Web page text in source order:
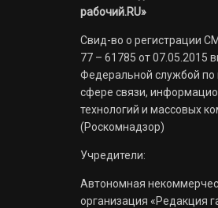
рабочий.RU»
Свид-во о регистрации
77 – 61785 от 07.05.2015
Федеральной службой по
сфере связи,
технологий и массовых
(Роскомнадзор)
Учредители:
Автономная
организация «Редакция